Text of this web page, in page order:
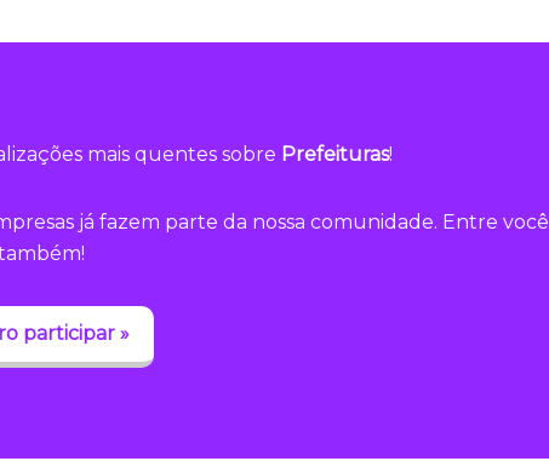
mais quentes sobre Prefeituras!
já fazem parte da nossa comunidade. Entre você
participar »